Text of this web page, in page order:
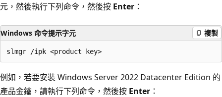
元，然後執行下列命令，然後按 Enter ：
Windows 命令提示字元 複製
例如，若要安裝 Windows Server 2022 Datacenter Edition 的
產品金鑰，請執行下列命令，然後按 Enter ：